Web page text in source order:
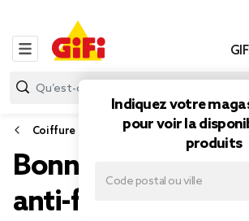
Indiquez votre
pour voir la
produits
Coiffure
Bonnet de nuit
anti-frisottis